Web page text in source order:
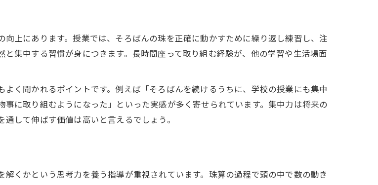
の収益シミュレーション活用法
室の収益シミュレーション作成手順
謝による収益性分析のポイント
室経営で安定収入を目指す方法
ションで分かる教室計画の現実性
資格取得で気をつけるべき注意点
上にあります。授業では、そろばんの珠を正確に動かすために繰り返し練習し、注
集中する習慣が身につきます。長時間座って取り組む経験が、他の学習や生活場面
く聞かれるポイントです。例えば「そろばんを続けるうちに、学校の授業にも集中
に取り組むようになった」といった実感が多く寄せられています。集中力は将来の
して伸ばす価値は高いと言えるでしょう。
くかという思考力を養う指導が重視されています。珠算の過程で頭の中で数の動き